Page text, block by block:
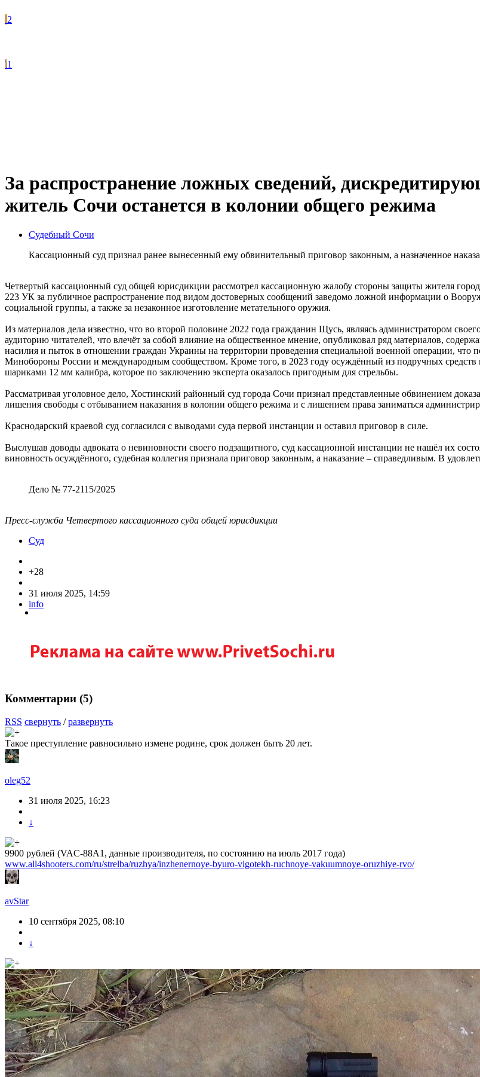
2
1
За распространение ложных сведений,
житель Сочи останется в колонии общего режима
Судебный Сочи
Кассационный суд признал ранее вынесенный ему обвинительный приговор законным, а назначенное
Четвертый кассационный суд общей юрисдикции рассмотрел кассационную жалобу стороны защиты жителя
223 УК за публичное распространение под видом достоверных сообщений заведомо ложной информации о
социальной группы, а также за незаконное изготовление метательного оружия.
Из материалов дела известно, что во второй половине 2022 года гражданин Щусь, являясь администратором
аудиторию читателей, что влечёт за собой влияние на общественное мнение, опубликовал ряд материалов,
насилия и пыток в отношении граждан Украины на территории проведения специальной военной операции, что
Минобороны России и международным сообществом. Кроме того, в 2023 году осуждённый из подручных средств
шариками 12 мм калибра, которое по заключению эксперта оказалось пригодным для стрельбы.
Рассматривая уголовное дело, Хостинский районный суд города Сочи признал представленные обвинением
лишения свободы с отбыванием наказания в колонии общего режима и с лишением права заниматься
Краснодарский краевой суд согласился с выводами суда первой инстанции и оставил приговор в силе.
Выслушав доводы адвоката о невиновности своего подзащитного, суд кассационной инстанции не нашёл их
виновность осуждённого, судебная коллегия признала приговор законным, а наказание – справедливым. В
Дело № 77-2115/2025
Пресс-служба Четвертого кассационного суда общей юрисдикции
Суд
+28
31 июля 2025, 14:59
info
Комментарии (5)
RSS свернуть /развернуть
Такое преступление равносильно измене родине, срок должен быть 20 лет.
oleg52
31 июля 2025, 16:23
↓
9900 рублей (VAC-88A1, данные производителя, по состоянию на июль 2017 года)
www.all4shooters.com/ru/strelba/ruzhya/inzhenernoye-byuro-vigotekh-ruchnoye-vakuumnoye-oruzhiye-rvo/
avStar
10 сентября 2025, 08:10
↓